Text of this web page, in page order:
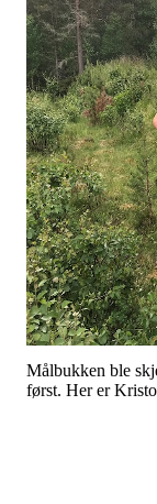
Målbukken ble
først. Her er